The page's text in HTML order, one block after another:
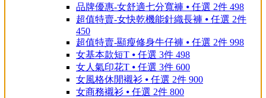
品牌優惠-女舒適七分寬褲 ⦁ 任選 2件 498
超值特賣-女快乾機能針織長褲 ⦁ 任選 2件
450
超值特賣-顯瘦修身牛仔褲 ⦁ 任選 2件 998
女基本款短T ⦁ 任選 3件 498
女人氣印花T ⦁ 任選 3件 600
女風格休閒襯衫 ⦁ 任選 2件 900
女商務襯衫 ⦁ 任選 2件 800